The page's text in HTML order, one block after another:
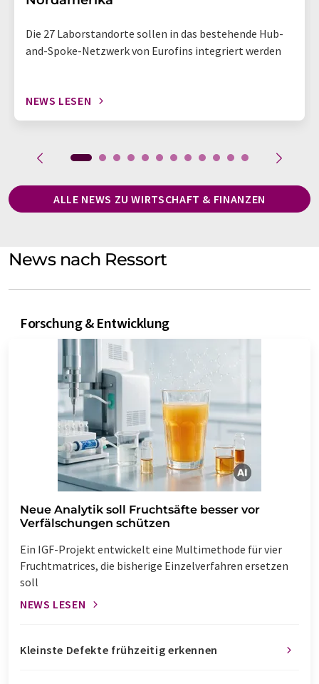
Die 27 Laborstandorte sollen in das bestehende Hub-
and-Spoke-Netzwerk von Eurofins integriert werden
NEWS LESEN
ALLE NEWS ZU WIRTSCHAFT & FINANZEN
News nach Ressort
Forschung & Entwicklung
Neue Analytik soll Fruchtsäfte besser vor
Verfälschungen schützen
Ein IGF-Projekt entwickelt eine Multimethode für vier
Fruchtmatrices, die bisherige Einzelverfahren ersetzen
soll
NEWS LESEN
Kleinste Defekte frühzeitig erkennen